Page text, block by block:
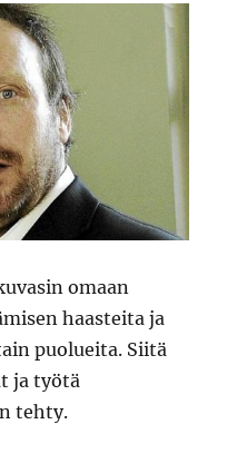
omaan
haasteita ja
puolueita. Siitä
ja työtä
tehty.